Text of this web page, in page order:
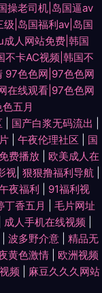
操老司机|岛国逼av
|岛国福利av|岛国
人网站免费|韩国
卡AC视频|韩国不
97色色网|97色色网
在线观看|97色色网
五月
国产白浆无码流出
午夜伦理社区
国
费播放
欧美成人在
视 狠狠撸福利导航
夜福利
91福利视
丁香五月
毛片网址
成人手机在线视频
波多野介意
精品无
黄色激情
欧洲视频
频
麻豆久久久网站